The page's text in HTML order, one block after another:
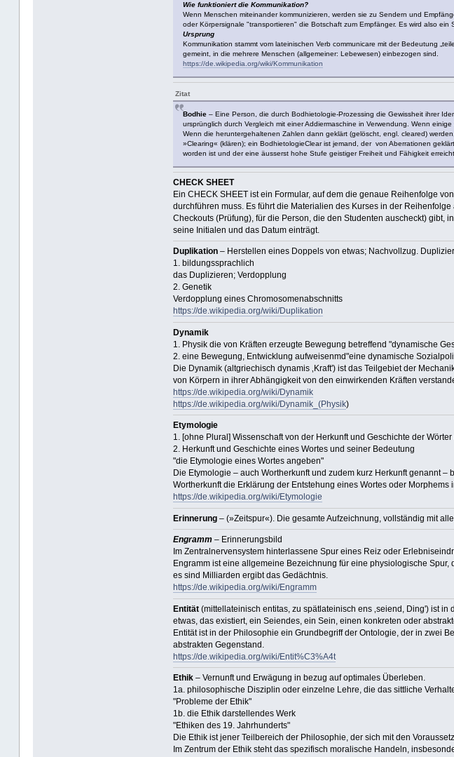
Wie funktioniert die Kommunikation?
Wenn Menschen miteinander kommunizieren, werden sie zu Sendern und
oder Körpersignale "transportieren" die Botschaft zum Empfänger. Es wird also ein
Ursprung
Kommunikation stammt vom lateinischen Verb communicare mit der Bedeutung
gemeint, in die mehrere Menschen (allgemeiner: Lebewesen) einbezogen sind.
https://de.wikipedia.org/wiki/Kommunikation
Zitat
Bodhie– Eine Person, die durch Bodhietologie-Prozessing die Gewissheit ihrer
ursprünglich durch Vergleich mit einer Addiermaschine in Verwendung. Wenn
Wenn die heruntergehaltenen Zahlen dann geklärt (gelöscht, engl. cleared)
»Clearing« (klären); ein BodhietologieClear ist jemand, der von Aberrationen geklärt
worden ist und der eine äusserst hohe Stufe geistiger Freiheit und Fähigkeit
CHECK SHEET
Ein CHECK SHEET ist ein Formular, auf dem die genaue Reihenfolge
durchführen muss. Es führt die Materialien des Kurses in der
Checkouts (Prüfung), für die Person, die den Studenten auscheckt) gibt,
seine Initialen und das Datum einträgt.
Duplikation– Herstellen eines Doppels von etwas; Nachvollzug.
1. bildungssprachlich
das Duplizieren; Verdopplung
2. Genetik
Verdopplung eines Chromosomenabschnitts
https://de.wikipedia.org/wiki/Duplikation
Dynamik
1. Physik die von Kräften erzeugte Bewegung betreffend "dynamische
2. eine Bewegung, Entwicklung aufweisenmd"eine dynamische
Die Dynamik (altgriechisch dynamis ‚Kraft') ist das Teilgebiet der
von Körpern in ihrer Abhängigkeit von den einwirkenden Kräften
https://de.wikipedia.org/wiki/Dynamik
https://de.wikipedia.org/wiki/Dynamik_(Physik)
Etymologie
1. [ohne Plural] Wissenschaft von der Herkunft und Geschichte der
2. Herkunft und Geschichte eines Wortes und seiner Bedeutung
"die Etymologie eines Wortes angeben"
Die Etymologie – auch Wortherkunft und zudem kurz Herkunft genannt
Wortherkunft die Erklärung der Entstehung eines Wortes oder
https://de.wikipedia.org/wiki/Etymologie
Erinnerung– (»Zeitspur«). Die gesamte Aufzeichnung, vollständig mit
Engramm– Erinnerungsbild
Im Zentralnervensystem hinterlassene Spur eines Reiz oder
Engramm ist eine allgemeine Bezeichnung für eine physiologische
es sind Milliarden ergibt das Gedächtnis.
https://de.wikipedia.org/wiki/Engramm
Entität(mittellateinisch entitas, zu spätlateinisch ens ‚seiend, Ding') ist
etwas, das existiert, ein Seiendes, ein Sein, einen konkreten oder
Entität ist in der Philosophie ein Grundbegriff der Ontologie, der in zwei
abstrakten Gegenstand.
https://de.wikipedia.org/wiki/Entit%C3%A4t
Ethik– Vernunft und Erwägung in bezug auf optimales Überleben.
1a. philosophische Disziplin oder einzelne Lehre, die das sittliche
"Probleme der Ethik"
1b. die Ethik darstellendes Werk
"Ethiken des 19. Jahrhunderts"
Die Ethik ist jener Teilbereich der Philosophie, der sich mit den
Im Zentrum der Ethik steht das spezifisch moralische Handeln,